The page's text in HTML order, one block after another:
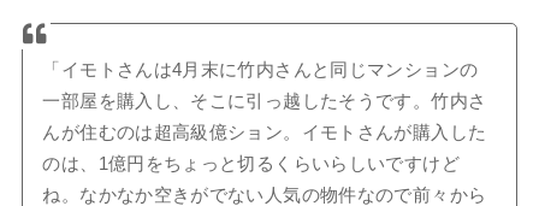
「イモトさんは4月末に竹内さんと同じマンションの
一部屋を購入し、そこに引っ越したそうです。竹内さ
んが住むのは超高級億ション。イモトさんが購入した
のは、1億円をちょっと切るくらいらしいですけど
ね。なかなか空きがでない人気の物件なので前々から